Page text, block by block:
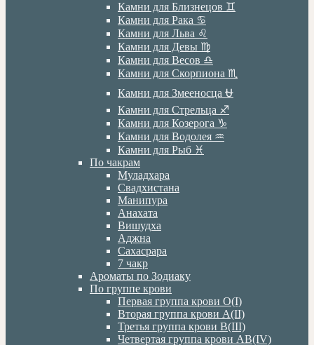
Камни для Близнецов ♊️
Камни для Рака ♋️
Камни для Льва ♌️
Камни для Девы ♍️
Камни для Весов ♎️
Камни для Скорпиона ♏️
Камни для Змееносца ⛎
Камни для Стрельца ♐️
Камни для Козерога ♑️
Камни для Водолея ♒️
Камни для Рыб ♓️
По чакрам
Муладхара
Свадхистана
Манипура
Анахата
Вишудха
Аджна
Сахасрара
7 чакр
Ароматы по Зодиаку
По группе крови
Первая группа крови О(I)
Вторая группа крови А(II)
Третья группа крови В(III)
Четвертая группа крови АВ(IV)